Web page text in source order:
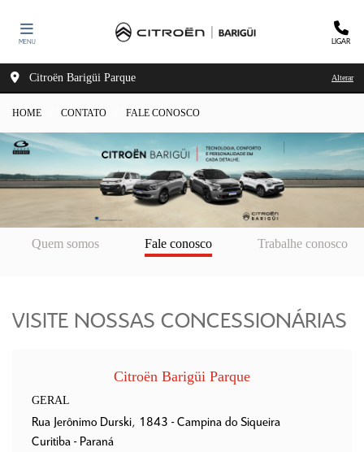
MENU LIGAR
Citroën Barigüi Parque Alterar
HOME CONTATO FALE CONOSCO
Quem somos Fale conosco Trabalhe conosco
VISITE NOSSAS CONCESSIONÁRIAS
Citroën Barigüi Parque
GERAL
Rua Jerônimo Durski, 1843 - Campina do Siqueira
Curitiba - Paraná